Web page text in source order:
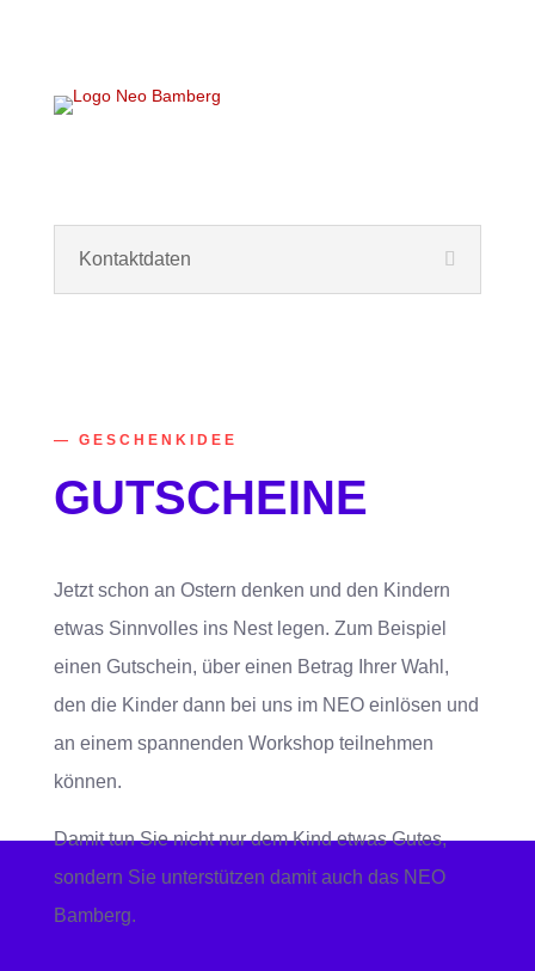
Kontaktdaten
— GESCHENKIDEE
GUTSCHEINE
Jetzt schon an Ostern denken und den Kindern
etwas Sinnvolles ins Nest legen. Zum Beispiel
einen Gutschein, über einen Betrag Ihrer Wahl,
den die Kinder dann bei uns im NEO einlösen und
an einem spannenden Workshop teilnehmen
können.
Damit tun Sie nicht nur dem Kind etwas Gutes,
sondern Sie unterstützen damit auch das NEO
Bamberg.